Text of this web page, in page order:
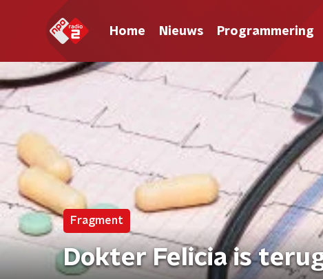
Home Nieuws Programmering
Fragment
Dokter Felicia is